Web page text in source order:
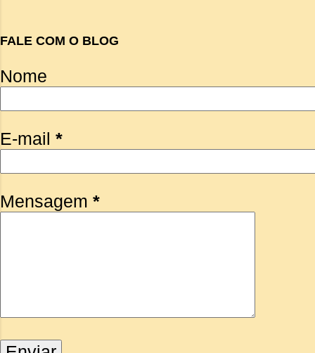
FALE COM O BLOG
Nome
E-mail *
Mensagem *